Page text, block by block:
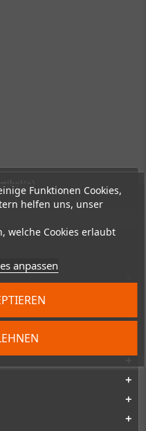
Funktionen Cookies,
helfen uns, unser
welche Cookies erlaubt
anpassen
add
add
add
add